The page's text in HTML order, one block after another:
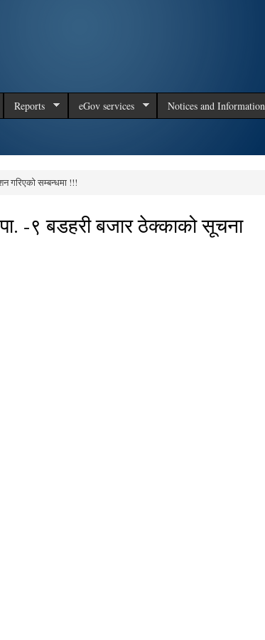
Reports eGov services Notices and Information
गरिएको सम्बन्धमा !!!
-९ बडहरी बजार ठेक्काको सूचना